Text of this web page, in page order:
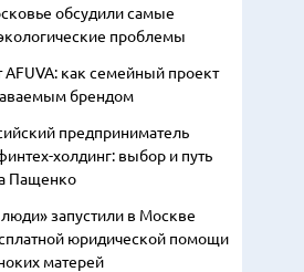
обсудили самые
проблемы
AFUVA: как семейный проект
брендом
предприниматель
холдинг: выбор и путь
Пащенко
запустили в Москве
юридической помощи
матерей